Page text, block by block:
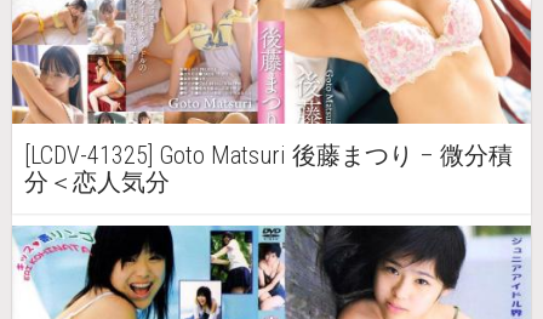
[LCDV-41325] Goto Matsuri 後藤まつり – 微分積
分＜恋人気分